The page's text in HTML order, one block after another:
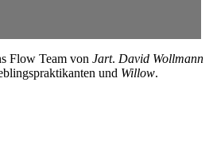
Flow Team von Jart. David Wollmann
und Willow.